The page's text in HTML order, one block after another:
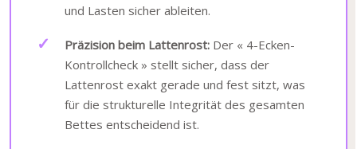
und Lasten sicher ableiten.
Präzision beim Lattenrost: Der « 4-Ecken-
Kontrollcheck » stellt sicher, dass der
Lattenrost exakt gerade und fest sitzt, was
für die strukturelle Integrität des gesamten
Bettes entscheidend ist.